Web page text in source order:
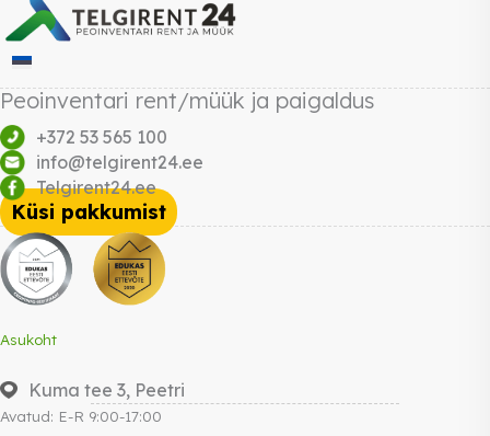
Peoinventari rent/müük ja paigaldus
+372 53 565 100
info@telgirent24.ee
Telgirent24.ee
Küsi pakkumist
Asukoht
Kuma tee 3, Peetri
Avatud: E-R 9:00-17:00